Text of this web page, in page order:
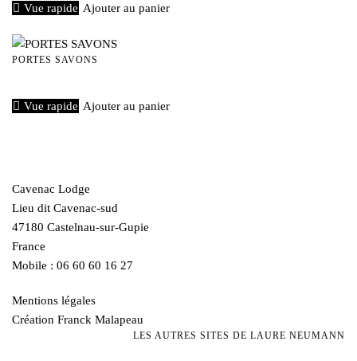
Vue rapide Ajouter au panier
PORTES SAVONS
Vue rapide Ajouter au panier
Cavenac Lodge
Lieu dit Cavenac-sud
47180 Castelnau-sur-Gupie
France
Mobile : 06 60 60 16 27
Mentions légales
Création Franck Malapeau
LES AUTRES SITES DE LAURE NEUMANN